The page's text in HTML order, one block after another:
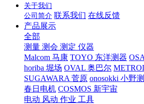
关于我们
公司简介 联系我们 在线反馈
产品展示
全部
测量 测会 测定 仪器
Malcom 马康 TOYO 东洋测器
horiba 堀场 OVAL 奥巴尔
SUGAWARA 菅原 onosokki 小野
春日电机 COSMOS 新宇宙
电动 风动 作业 工具